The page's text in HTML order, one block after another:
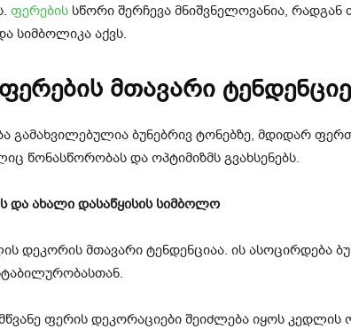
ფერების სწორი შერჩევა მნიშვნელოვანია,
სიმბოლიკა აქვს.
მთავარი
გამახვილებულია ბუნებრივ ტონებზე, მდიდარ
წონასწორობას და ოპტიმიზმს გვახსენებს.
და ახალი დასაწყისის სიმბოლო
დეკორის მთავარი ტენდენციაა. ის ასოცირდება
ფერის დეკორაციები შეიძლება იყოს კედლის